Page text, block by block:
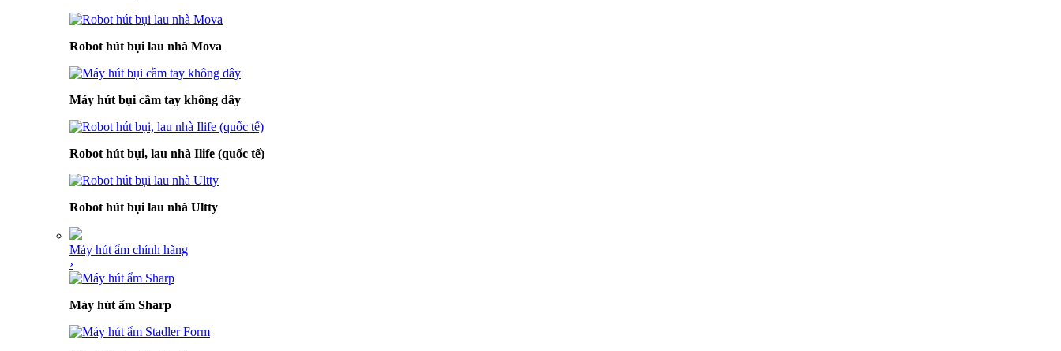
Robot hút bụi lau nhà Mova
Máy hút bụi cầm tay không dây
Robot hút bụi, lau nhà Ilife (quốc tế)
Robot hút bụi lau nhà Ultty
Máy hút ẩm chính hãng
›
Máy hút ẩm Sharp